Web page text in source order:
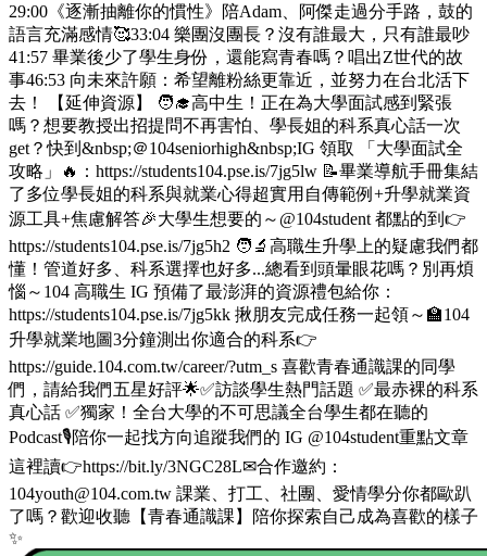
29:00《逐漸抽離你的慣性》陪Adam、阿傑走過分手路，鼓的
語言充滿感情🥰33:04 樂團沒團長？沒有誰最大，只有誰最吵
41:57 畢業後少了學生身份，還能寫青春嗎？唱出Z世代的故
事46:53 向未來許願：希望離粉絲更靠近，並努力在台北活下
去！ 【延伸資源】 🧑‍🎓高中生！正在為大學面試感到緊張
嗎？想要教授出招提問不再害怕、學長姐的科系真心話一次
get？快到&nbsp;＠104seniorhigh&nbsp;IG 領取 「大學面試全
攻略」🔥：https://students104.pse.is/7jg5lw 📝畢業導航手冊集結
了多位學長姐的科系與就業心得超實用自傳範例+升學就業資
源工具+焦慮解答🎉大學生想要的～@104student 都點的到👉
https://students104.pse.is/7jg5h2 🧑‍🔬高職生升學上的疑慮我們都
懂！管道好多、科系選擇也好多...總看到頭暈眼花嗎？別再煩
惱～104 高職生 IG 預備了最澎湃的資源禮包給你：
https://students104.pse.is/7jg5kk 揪朋友完成任務一起領～🏫104
升學就業地圖3分鐘測出你適合的科系👉
https://guide.104.com.tw/career/?utm_s 喜歡青春通識課的同學
們，請給我們五星好評🌟✅訪談學生熱門話題 ✅最赤裸的科系
真心話 ✅獨家！全台大學的不可思議全台學生都在聽的
Podcast🎙️陪你一起找方向追蹤我們的 IG @104student重點文章
這裡讀👉https://bit.ly/3NGC28L✉合作邀約：
104youth@104.com.tw 課業、打工、社團、愛情學分你都歐趴
了嗎？歡迎收聽【青春通識課】陪你探索自己成為喜歡的樣子
✨